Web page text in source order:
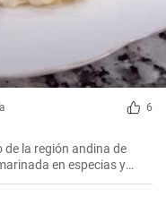
6
la región andina de
en especias y
hasta que quede suave